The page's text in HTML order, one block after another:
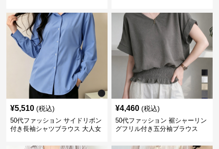
¥5,510 (税込)
50代ファッション サイドリボン
付き長袖シャツブラウス 大人女
¥4,460 (税込)
50代ファッション 裾シャーリン
グフリル付き五分袖ブラウス